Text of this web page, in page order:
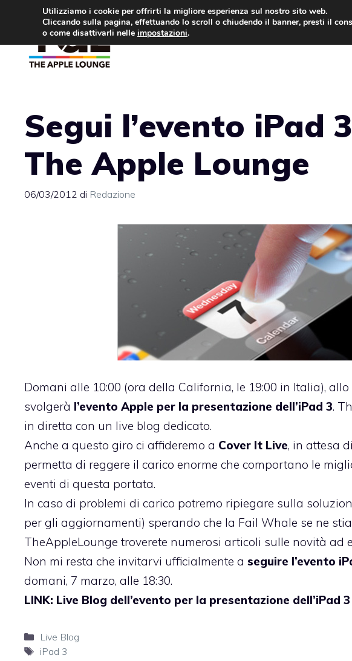
contenuto
Segui l’evento iPad
The Apple Lounge
06/03/2012 di Redazione
Domani alle 10:00 (ora della California, le 19:00 in Italia),
svolgerà l’evento Apple per la presentazione dell’iPad 3.
in diretta con un live blog dedicato.
Anche a questo giro ci affideremo a Cover It Live, in attesa
permetta di reggere il carico enorme che comportano le
eventi di questa portata.
In caso di problemi di carico potremo ripiegare sulla
per gli aggiornamenti) sperando che la Fail Whale se ne
TheAppleLounge troverete numerosi articoli sulle novità ad
Non mi resta che invitarvi ufficialmente a seguire l’evento
domani, 7 marzo, alle 18:30.
LINK: Live Blog dell’evento per la presentazione dell’iPad 3
Categorie
Live Blog
Tag
iPad 3
Utilizziamo i cookie per offrirti la migliore esperienza sul nostro sito web.
Cliccando sulla pagina, effettuando lo scroll o chiudendo il banner, presti il
o come disattivarli nelle impostazioni.